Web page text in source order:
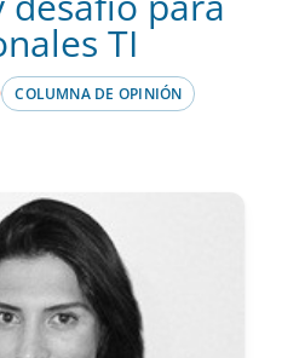
TI
COLUMNA DE OPINIÓN